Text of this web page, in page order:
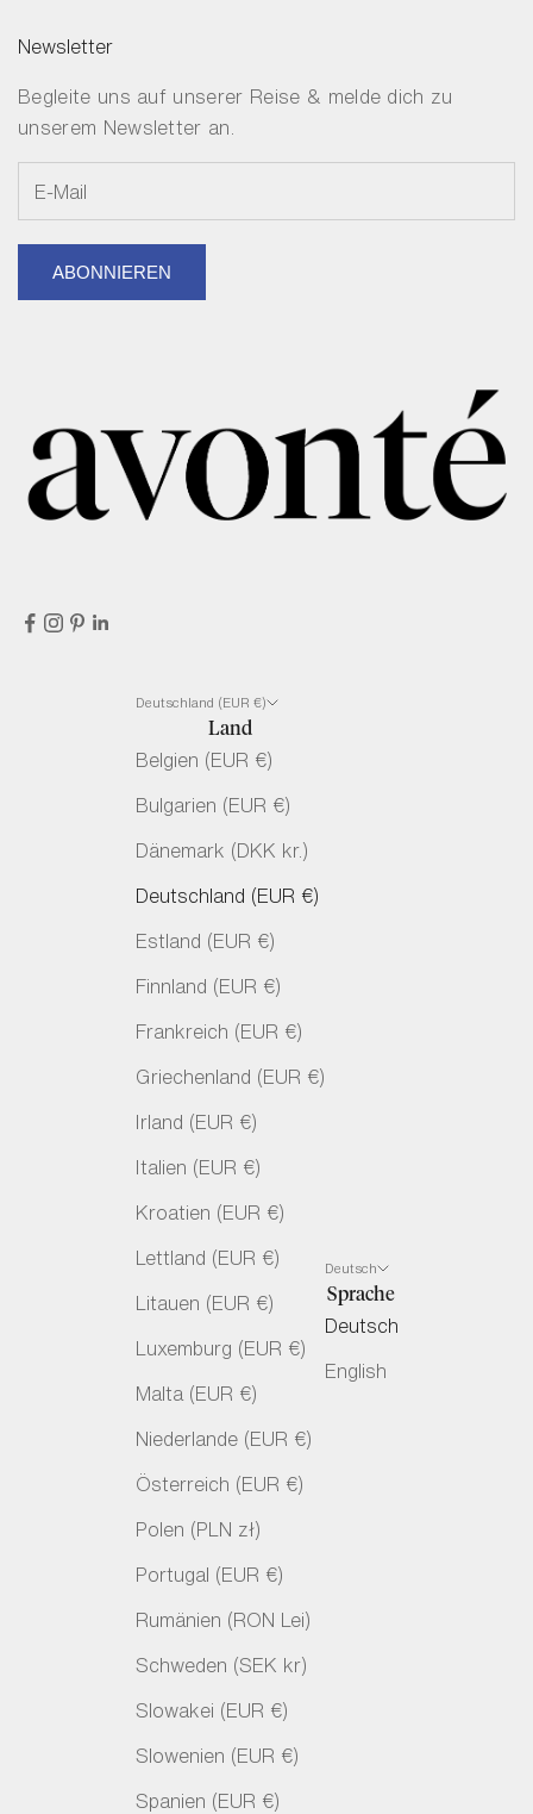
Newsletter
Begleite uns auf unserer Reise & melde dich zu
unserem Newsletter an.
ABONNIEREN
Deutschland (EUR €)
Land
Belgien (EUR €)
Bulgarien (EUR €)
Dänemark (DKK kr.)
Deutschland (EUR €)
Estland (EUR €)
Finnland (EUR €)
Frankreich (EUR €)
Griechenland (EUR €)
Irland (EUR €)
Italien (EUR €)
Kroatien (EUR €)
Lettland (EUR €)
Litauen (EUR €)
Luxemburg (EUR €)
Malta (EUR €)
Niederlande (EUR €)
Österreich (EUR €)
Polen (PLN zł)
Portugal (EUR €)
Rumänien (RON Lei)
Schweden (SEK kr)
Slowakei (EUR €)
Slowenien (EUR €)
Spanien (EUR €)
Deutsch
Sprache
Deutsch
English